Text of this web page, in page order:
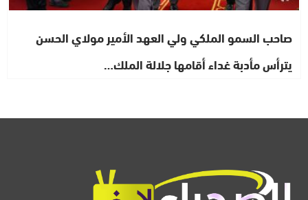
صاحب السمو الملكي ولي العهد الأمير مولاي الحسن
يترأس مأدبة غداء أقامها جلالة الملك…